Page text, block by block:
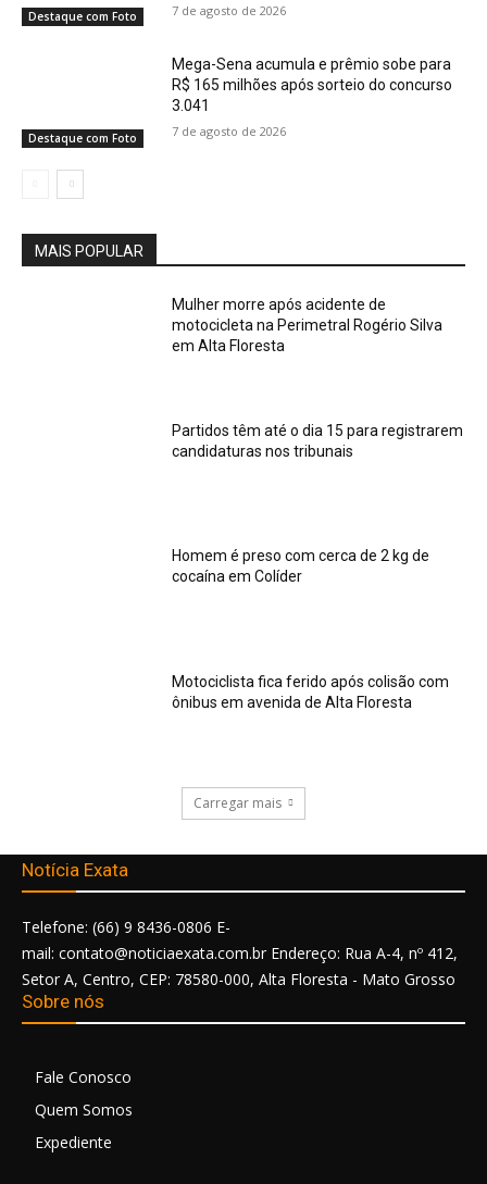
Destaque com Foto 7 de agosto de 2026
Destaque com Foto
Mega-Sena acumula e prêmio sobe para
R$ 165 milhões após sorteio do concurso
3.041
7 de agosto de 2026
MAIS POPULAR
Mulher morre após acidente de
motocicleta na Perimetral Rogério Silva
em Alta Floresta
Partidos têm até o dia 15 para registrarem
candidaturas nos tribunais
Homem é preso com cerca de 2 kg de
cocaína em Colíder
Motociclista fica ferido após colisão com
ônibus em avenida de Alta Floresta
Carregar mais
Notícia Exata
Telefone: (66) 9 8436-0806 E-
mail: contato@noticiaexata.com.br Endereço: Rua A-4, nº 412,
Setor A, Centro, CEP: 78580-000, Alta Floresta - Mato Grosso
Sobre nós
Fale Conosco
Quem Somos
Expediente